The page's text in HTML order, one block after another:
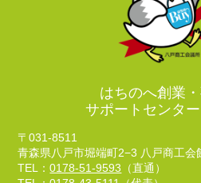
はちのへ創業
サポートセンター
〒031-8511
青森県八戸市堀端町2−3 八戸商工会
TEL：0178-51-9593 （直通）